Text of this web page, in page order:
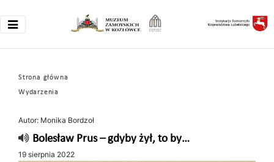
Strona główna
Wydarzenia
Autor: Monika Bordzoł
Bolesław Prus – gdyby żył, to by…
19 sierpnia 2022